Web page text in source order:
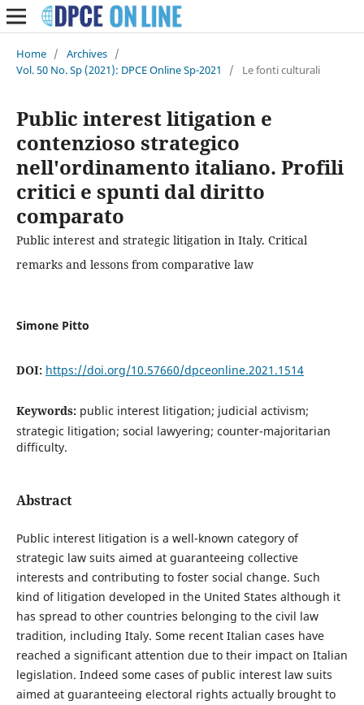
Home / Archives /
Vol. 50 No. Sp (2021): DPCE Online Sp-2021
/ Le fonti culturali
Public interest litigation e
contenzioso strategico
nell'ordinamento italiano. Profili
critici e spunti dal diritto
comparato
Public interest and strategic litigation in Italy. Critical
remarks and lessons from comparative law
Simone Pitto
DOI: https://doi.org/10.57660/dpceonline.2021.1514
Keywords: public interest litigation; judicial activism;
strategic litigation; social lawyering; counter-majoritarian
difficulty.
Abstract
Public interest litigation is a well-known category of
strategic law suits aimed at guaranteeing collective
interests and contributing to foster social change. Such
kind of litigation developed in the United States although it
has spread to other countries belonging to the civil law
tradition, including Italy. Some recent Italian cases have
reached a significant attention due to their impact on Italian
legislation. Indeed some cases of public interest law suits
aimed at guaranteeing electoral rights actually brought to